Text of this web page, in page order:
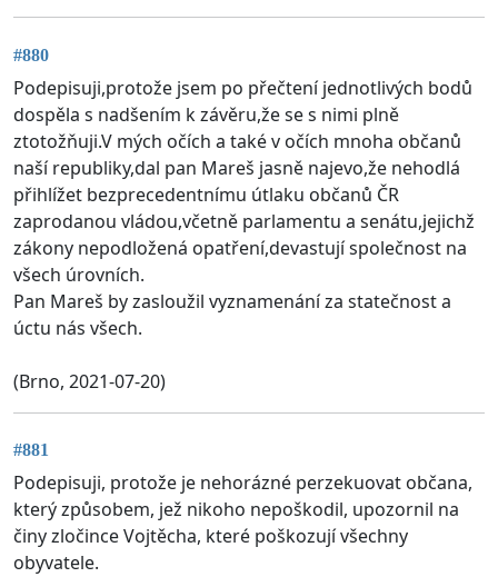
#880
Podepisuji,protože jsem po přečtení jednotlivých bodů
dospěla s nadšením k závěru,že se s nimi plně
ztotožňuji.V mých očích a také v očích mnoha občanů
naší republiky,dal pan Mareš jasně najevo,že nehodlá
přihlížet bezprecedentnímu útlaku občanů ČR
zaprodanou vládou,včetně parlamentu a senátu,jejichž
zákony nepodložená opatření,devastují společnost na
všech úrovních.
Pan Mareš by zasloužil vyznamenání za statečnost a
úctu nás všech.
(Brno, 2021-07-20)
#881
Podepisuji, protože je nehorázné perzekuovat občana,
který způsobem, jež nikoho nepoškodil, upozornil na
činy zločince Vojtěcha, které poškozují všechny
obyvatele.